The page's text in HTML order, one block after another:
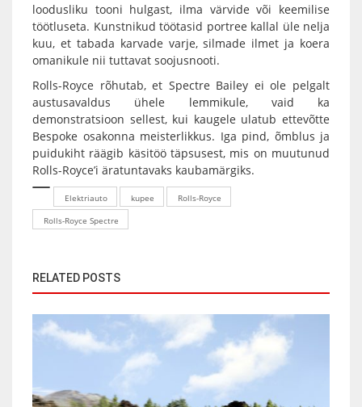
loodusliku tooni hulgast, ilma värvide või keemilise
töötluseta. Kunstnikud töötasid portree kallal üle nelja
kuu, et tabada karvade varje, silmade ilmet ja koera
omanikule nii tuttavat soojusnooti.
Rolls-Royce rõhutab, et Spectre Bailey ei ole pelgalt
austusavaldus ühele lemmikule, vaid ka
demonstratsioon sellest, kui kaugele ulatub ettevõtte
Bespoke osakonna meisterlikkus. Iga pind, õmblus ja
puidukiht räägib käsitöö täpsusest, mis on muutunud
Rolls-Royce’i äratuntavaks kaubamärgiks.
Elektriauto kupee
Rolls-Royce
Rolls-Royce Spectre
RELATED POSTS